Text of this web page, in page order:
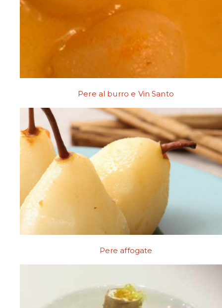
Pere al burro e Vin Santo
Pere affogate